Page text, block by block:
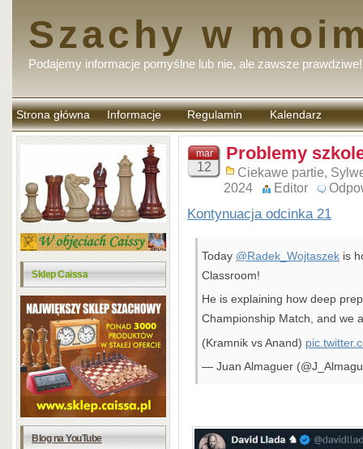
Szachy w
Podajemy informacje pomyślne lub nie, ale zawsze prawdziwe!
Strona główna Informacje Regulamin
komentarzy
Kalendarz
Sklep Caissa
Blog na YouTube
mar
12
Problemy
Ciekawe partie,
2024
Editor
Kontynuacja odcinka 21
Today @Radek_Wojtaszek is
Classroom!
He is explaining how deep
Championship Match, and we
(Kramnik vs Anand)
— Juan Almaguer